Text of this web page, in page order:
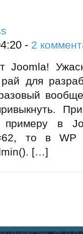
- 2
Joomla!
для
в
то в WP
[…]